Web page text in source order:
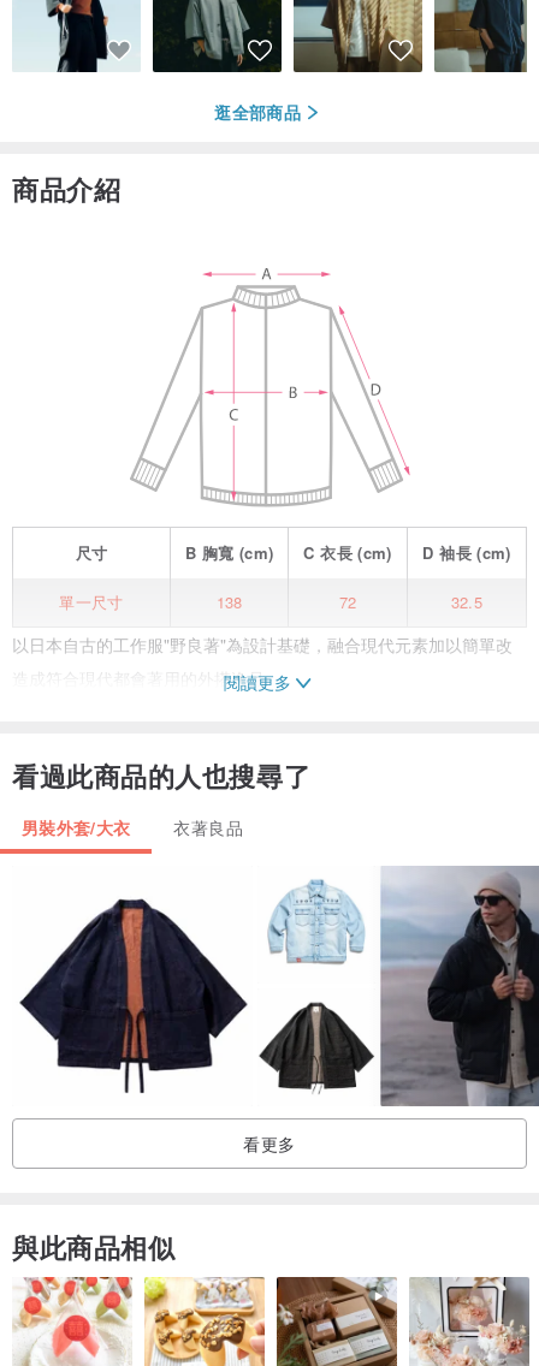
逛全部商品
商品介紹
尺寸 B 胸寬 (cm) C衣長(cm) D袖長(cm)
單一尺寸 138 72 32.5
以日本自古的工作服"野良著"為設計基礎，融合現代元素加以簡單改
造成符合現代都會著用的外搭逸品。
百搭灰色選色，適合因應各種正式與非正式場合，
閱讀更多
看過此商品的人也搜尋了
男裝外套/大衣 衣著良品
看更多
與此商品相似